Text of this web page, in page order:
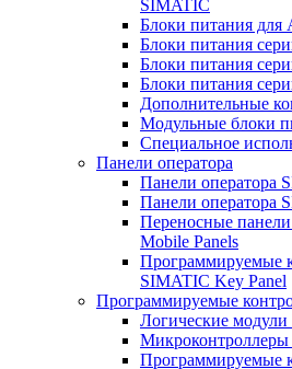
SIMATIC
Блоки питания для
Блоки питания
Блоки питания
Блоки питания
Дополнительные
Модульные блоки
Специальное
Панели оператора
Панели оператора
Панели оператора
Переносные
Mobile Panels
Программируемые
SIMATIC Key Panel
Программируемые
Логические
Программируемые